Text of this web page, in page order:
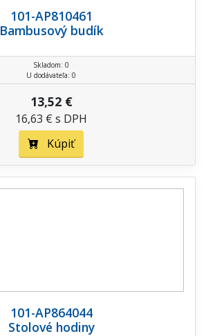
101-AP810461
Bambusový budík
Skladom: 0
U dodávateľa: 0
13,52 €
16,63 € s DPH
Kúpiť
101-AP864044
Stolové hodiny